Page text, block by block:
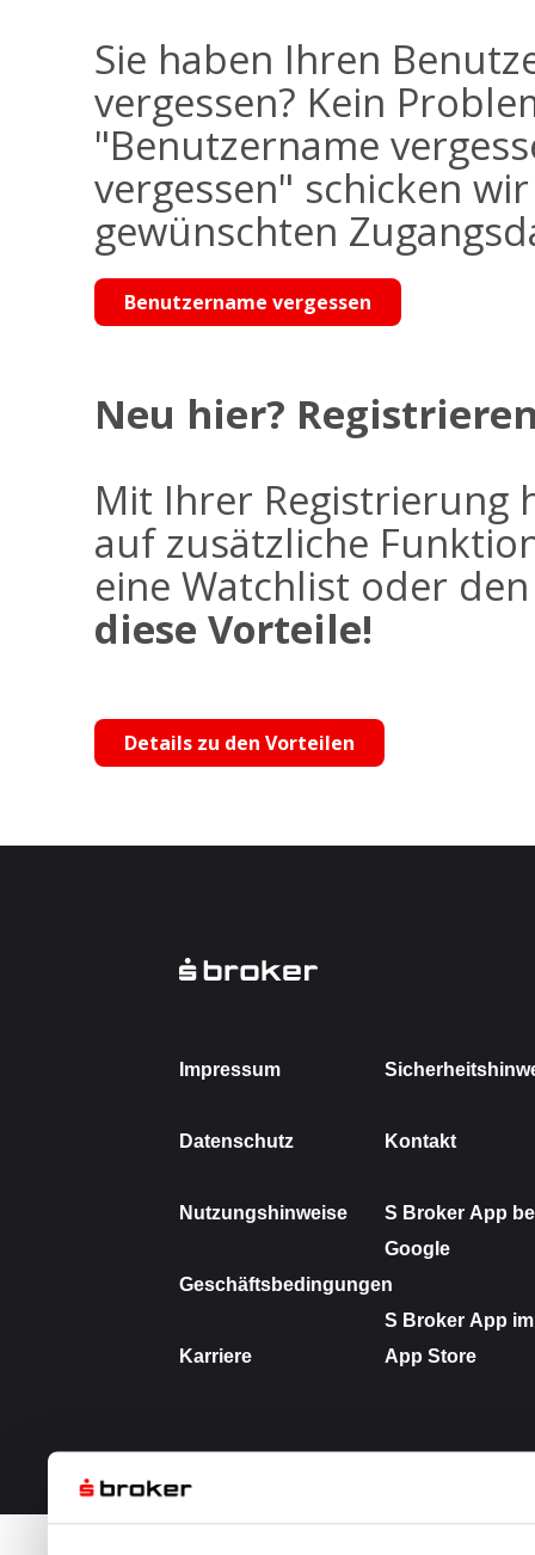
Sie haben Ihren
vergessen? Kein
"Benutzername
vergessen" schicken
gewünschten
Benutzername vergessen
Neu hier?
Mit Ihrer Registrierung
auf zusätzliche
eine Watchlist oder
diese Vorteile!
Details zu den Vorteilen